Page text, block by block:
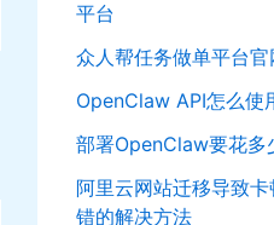
平台
众人帮任务做单平台官
OpenClaw API怎么使
部署OpenClaw要花多
阿里云网站迁移导致
错的解决方法